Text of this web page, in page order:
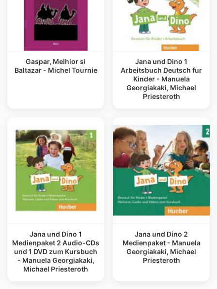
Gaspar, Melhior si
Baltazar - Michel Tournie
Jana und Dino 1
Arbeitsbuch Deutsch fur
Kinder - Manuela
Georgiakaki, Michael
Priesteroth
Jana und Dino 1
Medienpaket 2 Audio-CDs
und 1 DVD zum Kursbuch
- Manuela Georgiakaki,
Michael Priesteroth
Jana und Dino 2
Medienpaket - Manuela
Georgiakaki, Michael
Priesteroth